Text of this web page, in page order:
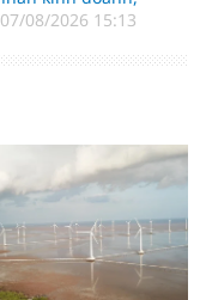
07/08/2026 15:13